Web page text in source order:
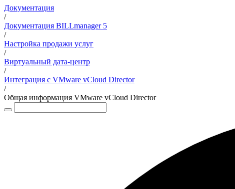
Документация
/
Документация BILLmanager 5
/
Настройка продажи услуг
/
Виртуальный дата-центр
/
Интеграция с VMware vCloud Director
/
Общая информация VMware vCloud Director